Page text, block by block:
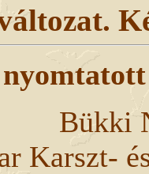
Bükki
Karszt-